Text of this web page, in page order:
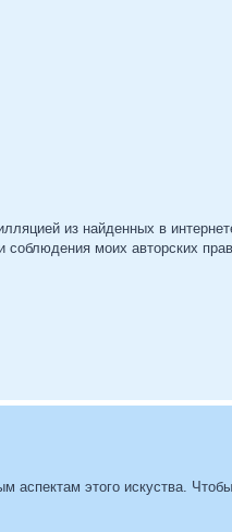
из найденных в
соблюдения моих авторских
аспектам этого искуства.